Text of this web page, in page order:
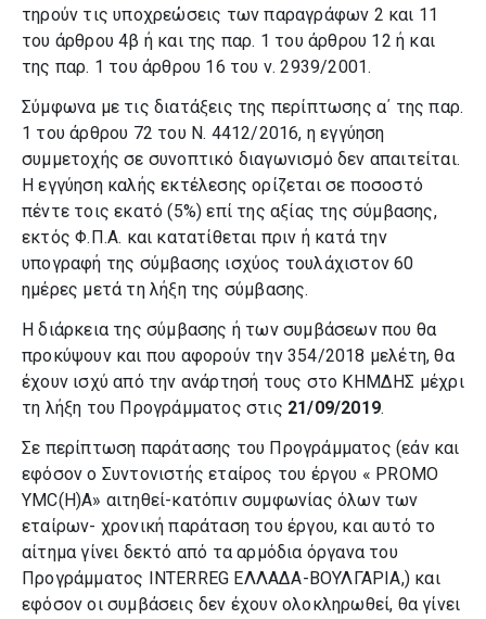
τηρούν τις υποχρεώσεις των παραγράφων 2 και 11
του άρθρου 4β ή και της παρ. 1 του άρθρου 12 ή και
της παρ. 1 του άρθρου 16 του ν. 2939/2001.
Σύμφωνα με τις διατάξεις της περίπτωσης α΄ της παρ.
1 του άρθρου 72 του Ν. 4412/2016, η εγγύηση
συμμετοχής σε συνοπτικό διαγωνισμό δεν απαιτείται.
Η εγγύηση καλής εκτέλεσης ορίζεται σε ποσοστό
πέντε τοις εκατό (5%) επί της αξίας της σύμβασης,
εκτός Φ.Π.Α. και κατατίθεται πριν ή κατά την
υπογραφή της σύμβασης ισχύος τουλάχιστον 60
ημέρες μετά τη λήξη της σύμβασης.
Η διάρκεια της σύμβασης ή των συμβάσεων που θα
προκύψουν και που αφορούν την 354/2018 μελέτη, θα
έχουν ισχύ από την ανάρτησή τους στο ΚΗΜΔΗΣ μέχρι
τη λήξη του Προγράμματος στις 21/09/2019.
Σε περίπτωση παράτασης του Προγράμματος (εάν και
εφόσον ο Συντονιστής εταίρος του έργου « PROMO
YMC(H)A» αιτηθεί-κατόπιν συμφωνίας όλων των
εταίρων- χρονική παράταση του έργου, και αυτό το
αίτημα γίνει δεκτό από τα αρμόδια όργανα του
Προγράμματος INTERREG ΕΛΛΑΔΑ-ΒΟΥΛΓΑΡΙΑ,) και
εφόσον οι συμβάσεις δεν έχουν ολοκληρωθεί, θα γίνει